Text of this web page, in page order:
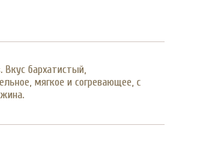
бархатистый,
мягкое и согревающее, с